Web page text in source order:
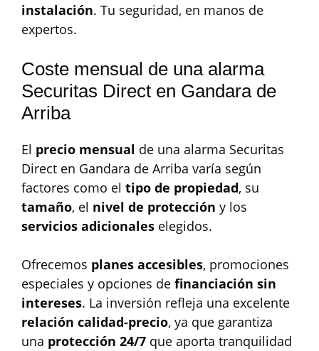
instalación. Tu seguridad, en manos de
expertos.
Coste mensual de una alarma
Securitas Direct en Gandara de
Arriba
El precio mensual de una alarma Securitas
Direct en Gandara de Arriba varía según
factores como el tipo de propiedad, su
tamaño, el nivel de protección y los
servicios adicionales elegidos.
Ofrecemos planes accesibles, promociones
especiales y opciones de financiación sin
intereses. La inversión refleja una excelente
relación calidad-precio, ya que garantiza
una protección 24/7 que aporta tranquilidad